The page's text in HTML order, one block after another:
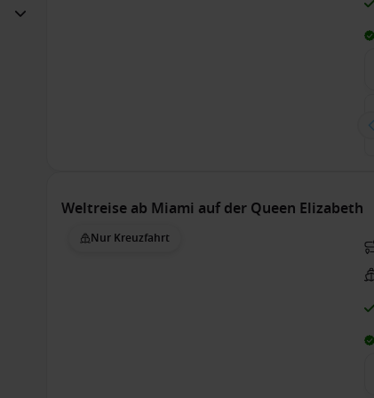
Weltreise ab Miami auf der Queen Elizabeth
Nur Kreuzfahrt